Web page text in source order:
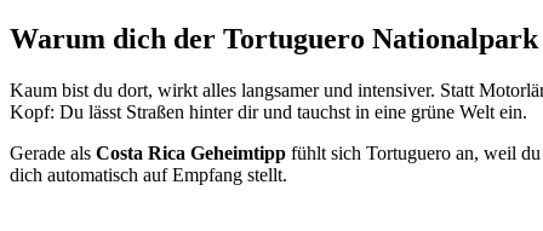
Warum dich der Tortuguero Nationalpark
Kaum bist du dort, wirkt alles langsamer und intensiver. Statt
Kopf: Du lässt Straßen hinter dir und tauchst in eine grüne Welt ein.
Gerade als Costa Rica Geheimtipp fühlt sich Tortuguero an, weil
dich automatisch auf Empfang stellt.